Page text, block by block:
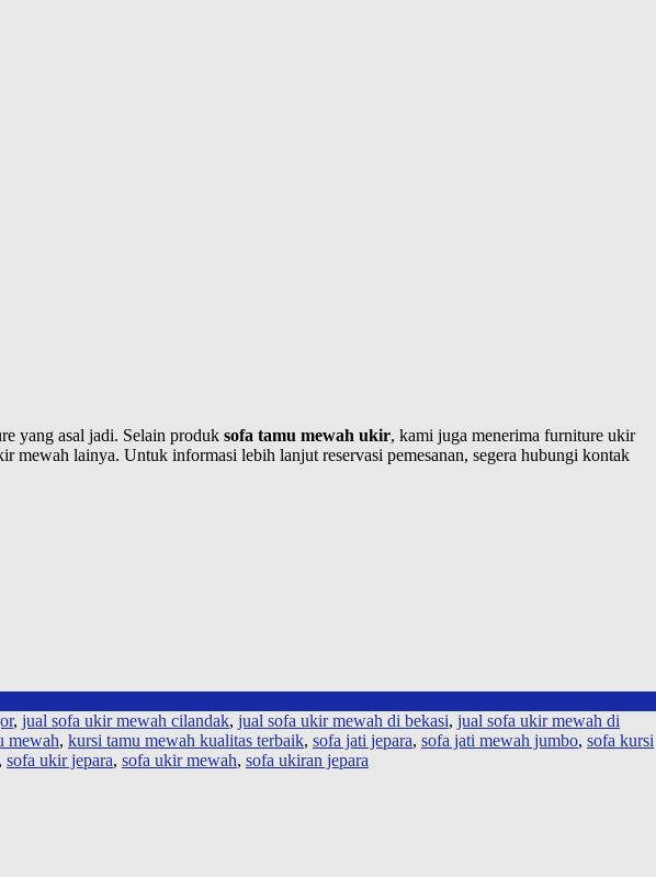
yang asal jadi. Selain produk sofa tamu mewah ukir, kami juga menerima furniture ukir
mewah lainya. Untuk informasi lebih lanjut reservasi pemesanan, segera hubungi kontak
, jual sofa ukir mewah cilandak, jual sofa ukir mewah di bekasi, jual sofa ukir mewah di
mewah, kursi tamu mewah kualitas terbaik, sofa jati jepara, sofa jati mewah jumbo, sofa kursi
, sofa ukir jepara, sofa ukir mewah, sofa ukiran jepara